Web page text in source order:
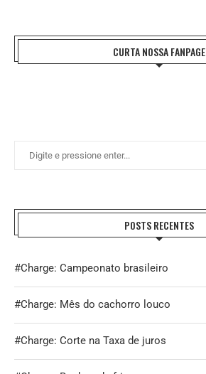
CURTA NOSSA FANPAGE
POSTS RECENTES
#Charge: Campeonato brasileiro
#Charge: Mês do cachorro louco
#Charge: Corte na Taxa de juros